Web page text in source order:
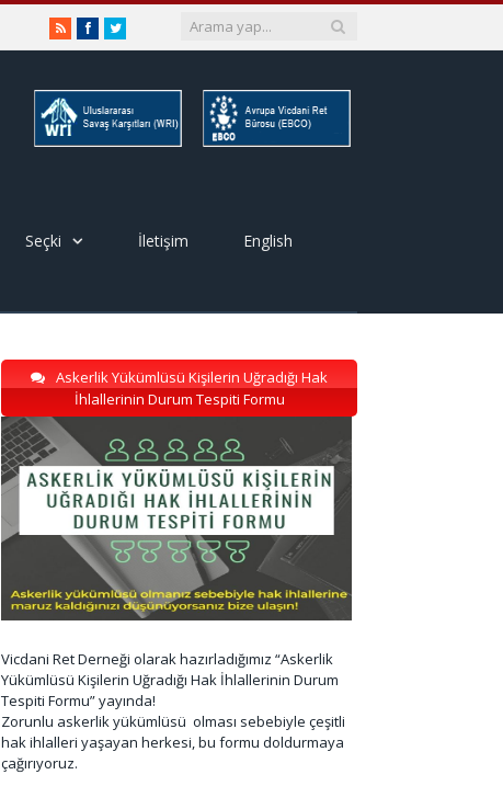
RSSFacebookTwitter
Seçki İletişim English
Askerlik Yükümlüsü Kişilerin Uğradığı Hak
İhlallerinin Durum Tespiti Formu
Vicdani Ret Derneği olarak hazırladığımız “Askerlik
Yükümlüsü Kişilerin Uğradığı Hak İhlallerinin Durum
Tespiti Formu” yayında!
Zorunlu askerlik yükümlüsü olması sebebiyle çeşitli
hak ihlalleri yaşayan herkesi, bu formu doldurmaya
çağırıyoruz.